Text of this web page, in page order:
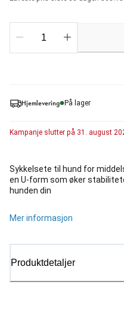
Hjemlevering På lager
Kampanje slutter på 31. august
Sykkelsete til hund for
en U-form som øker
hunden din
Mer informasjon
Produktdetaljer